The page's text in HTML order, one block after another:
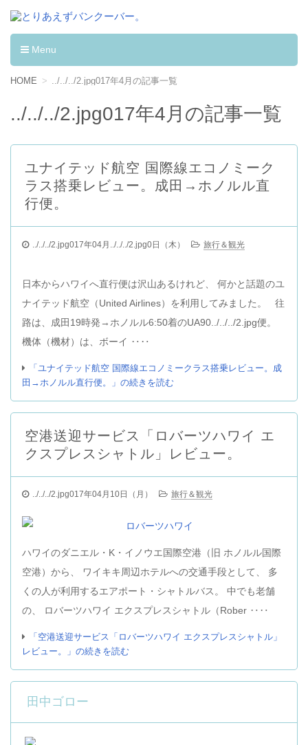
とりあえずバンクーバー。
カナダへワーキングホリデーして学んだ事。
Menu
コンテンツへ移動
HOME ../../../2.jpg017年4月の記事一覧
../../../2.jpg017年4月の記事一覧
ユナイテッド航空 国際線エコノミーク
ラス搭乗レビュー。成田→ホノルル直
行便。
../../../2.jpg017年04月../../../2.jpg0日（木） 旅行＆観光
日本からハワイへ直行便は沢山あるけれど、 何かと話題のユ
ナイテッド航空（United Airlines）を利用してみました。 往
路は、成田19時発→ホノルル6:50着のUA90../../../2.jpg便。
機体（機材）は、ボーイ ‥‥
「ユナイテッド航空 国際線エコノミークラス搭乗レビュー。成
田→ホノルル直行便。」の続きを読む
空港送迎サービス「ロバーツハワイ エ
クスプレスシャトル」レビュー。
../../../2.jpg017年04月10日（月） 旅行＆観光
ハワイのダニエル・K・イノウエ国際空港（旧 ホノルル国際
空港）から、 ワイキキ周辺ホテルへの交通手段として、 多
くの人が利用するエアポート・シャトルバス。 中でも老舗
の、 ロバーツハワイ エクスプレスシャトル（Rober ‥‥
「空港送迎サービス「ロバーツハワイ エクスプレスシャトル」
レビュー。」の続きを読む
田中ゴロー